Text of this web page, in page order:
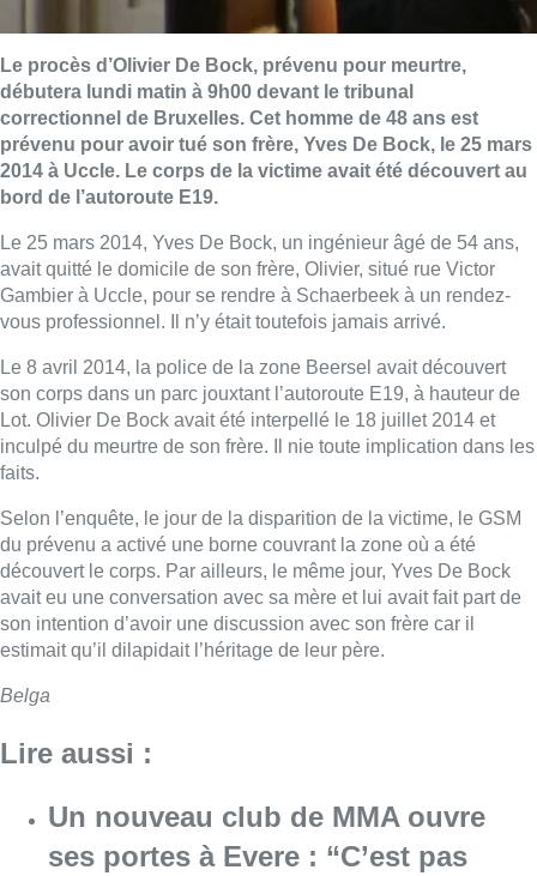
Le procès d’Olivier De Bock, prévenu pour meurtre,
débutera lundi matin à 9h00 devant le tribunal
correctionnel de Bruxelles. Cet homme de 48 ans est
prévenu pour avoir tué son frère, Yves De Bock, le 25 mars
2014 à Uccle. Le corps de la victime avait été découvert au
bord de l’autoroute E19.
Le 25 mars 2014, Yves De Bock, un ingénieur âgé de 54 ans,
avait quitté le domicile de son frère, Olivier, situé rue Victor
Gambier à Uccle, pour se rendre à Schaerbeek à un rendez-
vous professionnel. Il n’y était toutefois jamais arrivé.
Le 8 avril 2014, la police de la zone Beersel avait découvert
son corps dans un parc jouxtant l’autoroute E19, à hauteur de
Lot. Olivier De Bock avait été interpellé le 18 juillet 2014 et
inculpé du meurtre de son frère. Il nie toute implication dans les
faits.
Selon l’enquête, le jour de la disparition de la victime, le GSM
du prévenu a activé une borne couvrant la zone où a été
découvert le corps. Par ailleurs, le même jour, Yves De Bock
avait eu une conversation avec sa mère et lui avait fait part de
son intention d’avoir une discussion avec son frère car il
estimait qu’il dilapidait l’héritage de leur père.
Belga
Lire aussi :
Un nouveau club de MMA ouvre
ses portes à Evere : “C’est pas